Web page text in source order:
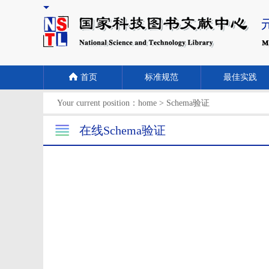
首页 标准规范 最佳实践
Your current position： home > Schema验证
在线Schema验证